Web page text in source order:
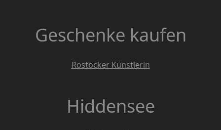
Geschenke kaufen
Rostocker Künstlerin
Hiddensee